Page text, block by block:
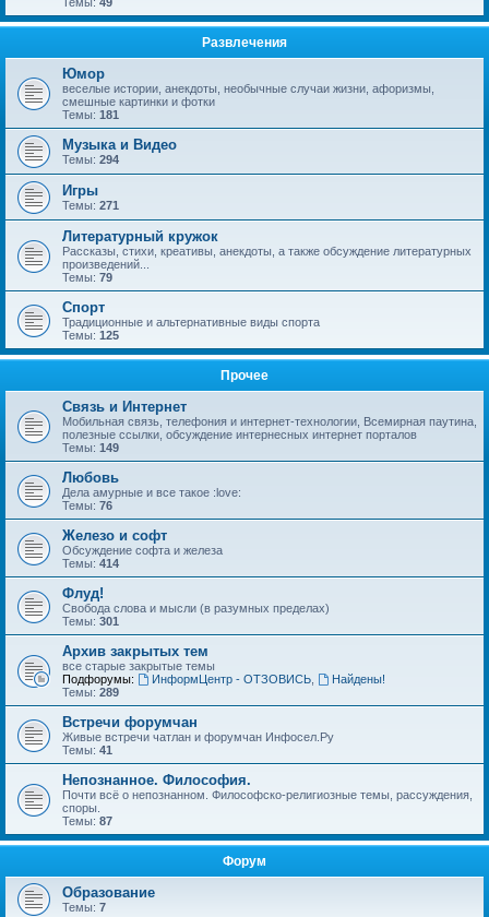
Развлечения
Юмор
веселые истории, анекдоты, необычные случаи жизни, афоризмы,
смешные картинки и фотки
Темы: 181
Музыка и Видео
Темы: 294
Игры
Темы: 271
Литературный кружок
Рассказы, стихи, креативы, анекдоты, а также обсуждение литературных
произведений...
Темы: 79
Спорт
Традиционные и альтернативные виды спорта
Темы: 125
Прочее
Связь и Интернет
Мобильная связь, телефония и интернет-технологии, Всемирная паутина,
полезные ссылки, обсуждение интернесных интернет порталов
Темы: 149
Любовь
Дела амурные и все такое :love:
Темы: 76
Железо и софт
Обсуждение софта и железа
Темы: 414
Флуд!
Свобода слова и мысли (в разумных пределах)
Темы: 301
Архив закрытых тем
все старые закрытые темы
Подфорумы:
ИнформЦентр - ОТЗОВИСЬ,
Найдены!
Темы: 289
Встречи форумчан
Живые встречи чатлан и форумчан Инфосел.Ру
Темы: 41
Непознанное. Философия.
Почти всё о непознанном. Философско-религиозные темы, рассуждения,
споры.
Темы: 87
Форум
Образование
Темы: 7